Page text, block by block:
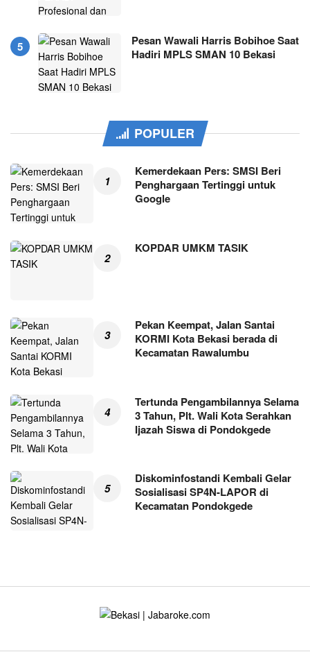
Pesan Wawali Harris Bobihoe Saat
Hadiri MPLS SMAN 10 Bekasi
POPULER
Kemerdekaan Pers: SMSI Beri
Penghargaan Tertinggi untuk
Google
KOPDAR UMKM TASIK
Pekan Keempat, Jalan Santai
KORMI Kota Bekasi berada di
Kecamatan Rawalumbu
Tertunda Pengambilannya Selama
3 Tahun, Plt. Wali Kota Serahkan
Ijazah Siswa di Pondokgede
Diskominfostandi Kembali Gelar
Sosialisasi SP4N-LAPOR di
Kecamatan Pondokgede